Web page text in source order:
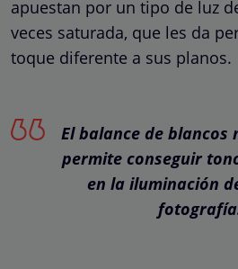
apuestan por un tipo de luz
veces saturada, que les da
toque diferente a sus planos.
El balance de blancos
permite conseguir
en la iluminación